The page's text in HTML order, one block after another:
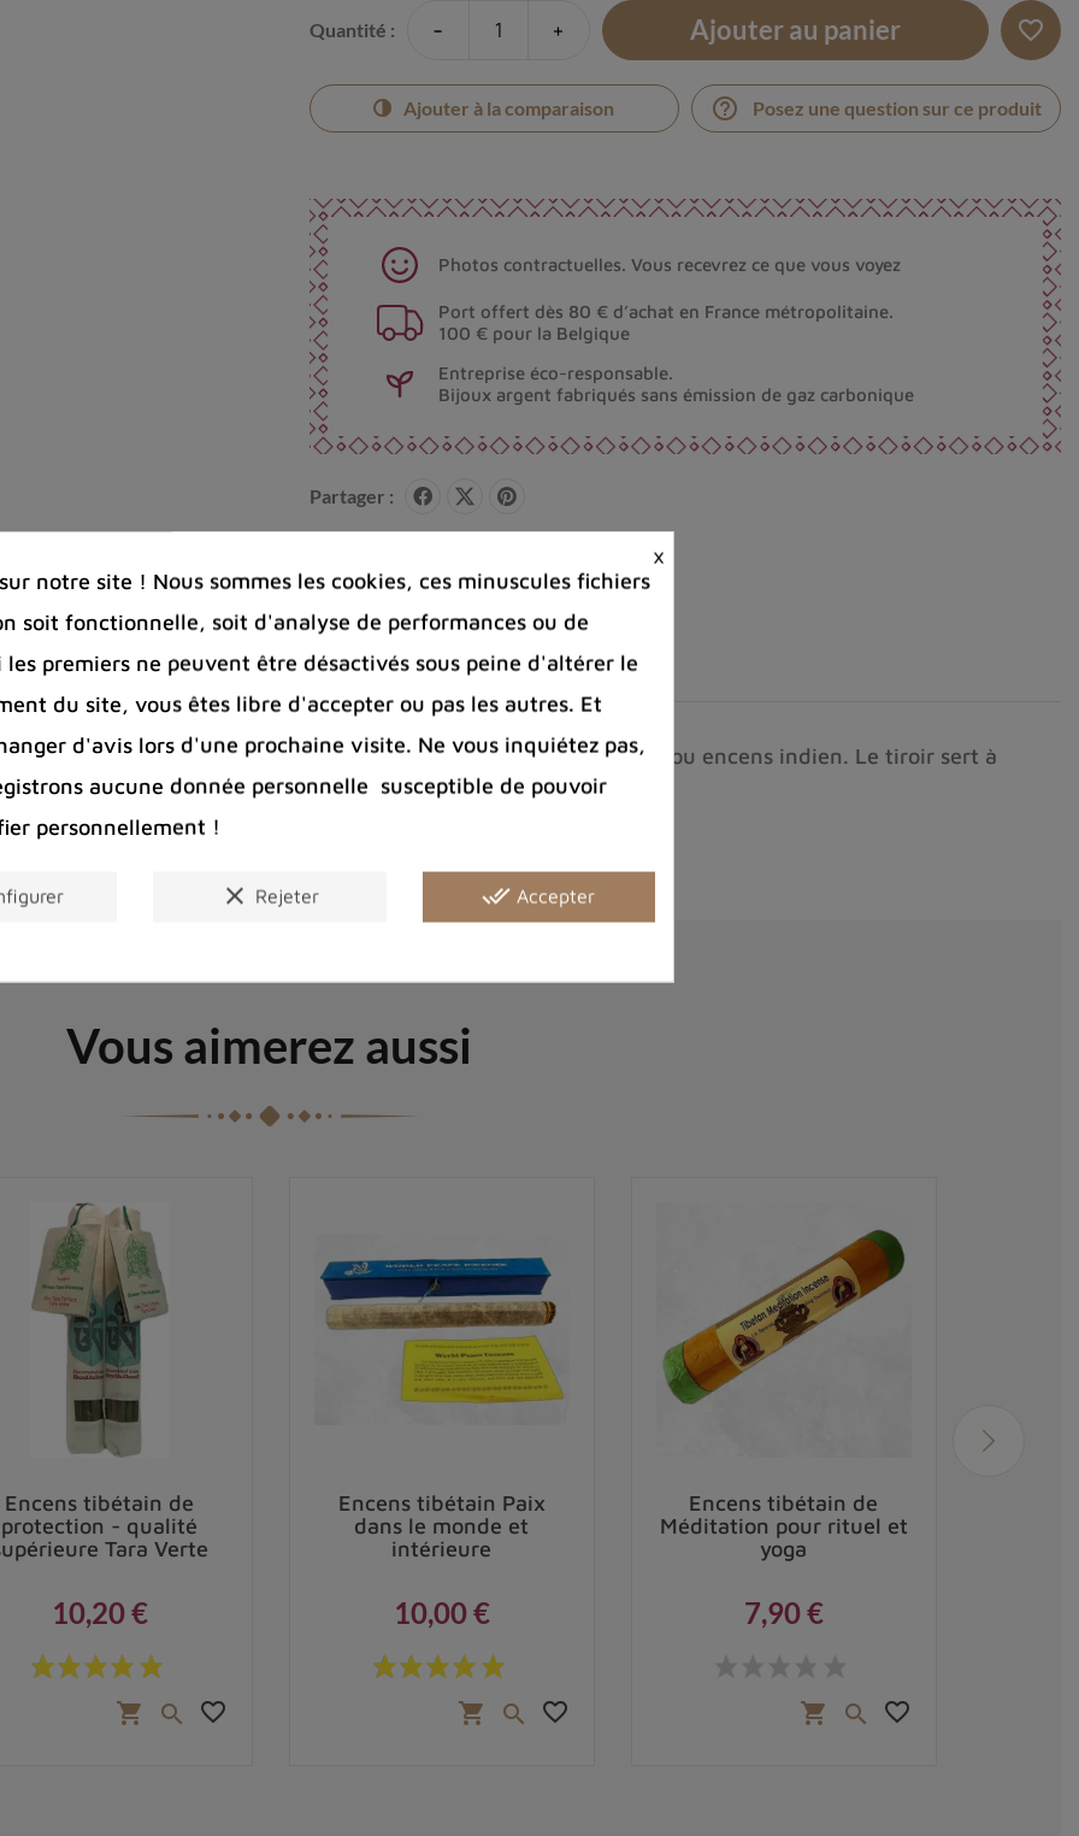
Quantité : - + Ajouter au panier favorite_border
Ajouter à la comparaison help_outline Posez une question sur ce produit
Photos contractuelles. Vous recevrez ce que vous voyez
Port offert dès 80 € d’achat en France métropolitaine.
100 € pour la Belgique
Entreprise éco-responsable.
Bijoux argent fabriqués sans émission de gaz carbonique
Partager :
On peut insérer simultanément 3 bâtons d'encens tibétain ou encens indien. Le tiroir sert à
Vous aimerez aussi
Encens tibétain de
protection - qualité
Tara Verte
Prix
10,20 €
shopping_cart  favorite_border
Encens tibétain Paix
dans le monde et
intérieure
Prix
10,00 €
shopping_cart  favorite_border
Encens tibétain de
Méditation pour rituel et
yoga
7,90 €
shopping_cart  favorite_border
×
notre site ! Nous sommes les cookies, ces minuscules fichiers
soit fonctionnelle, soit d'analyse de performances ou de
les premiers ne peuvent être désactivés sous peine d'altérer le
du site, vous êtes libre d'accepter ou pas les autres. Et
d'avis lors d'une prochaine visite. Ne vous inquiétez pas,
aucune donnée personnelle susceptible de pouvoir
personnellement !
clear Rejeter done_all Accepter